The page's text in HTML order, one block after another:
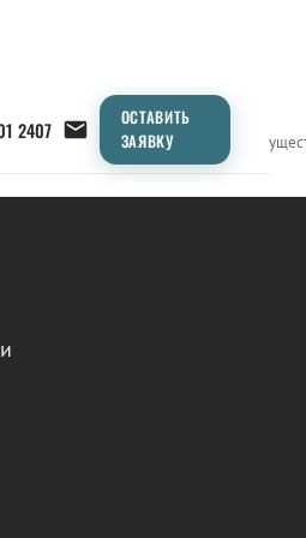
2407
ОСТАВИТЬ
ЗАЯВКУ
ТипоразмерыСравнение